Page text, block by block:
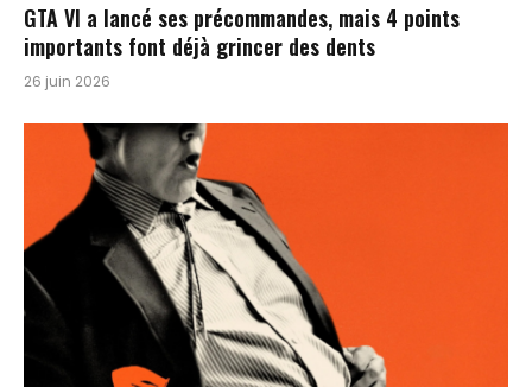
GTA VI a lancé ses précommandes, mais 4 points
importants font déjà grincer des dents
26 juin 2026